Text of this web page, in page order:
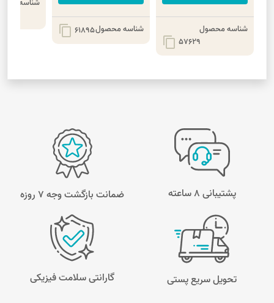
شناسه محصول
57629
content_copy
شناسه محصول61895
content_copy
پشتیبانی 8 ساعته ضمانت بازگشت وجه ۷ روزه
تحویل سریع پستی گارانتی سلامت فیزیکی